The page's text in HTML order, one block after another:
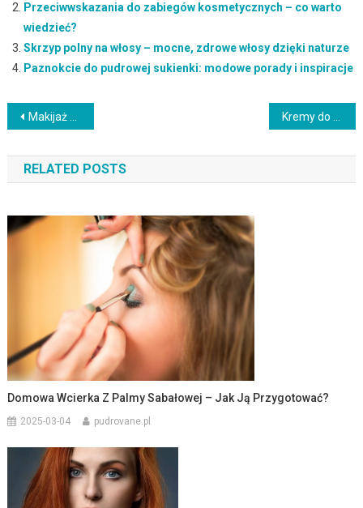
Przeciwwskazania do zabiegów kosmetycznych – co warto
wiedzieć?
Skrzyp polny na włosy – mocne, zdrowe włosy dzięki naturze
Paznokcie do pudrowej sukienki: modowe porady i inspiracje
Nawigacja
wpisu
Makijaż smoky eyes – techniki, kolory i instrukcja krok po kroku Kremy do rąk: jak wybrać najlepszy i dlaczego są ważne?
RELATED POSTS
Domowa Wcierka Z Palmy Sabałowej – Jak Ją Przygotować?
2025-03-04 pudrovane.pl